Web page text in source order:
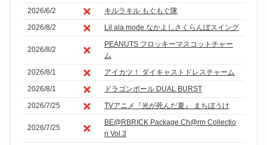
2026/6/2
キルラキル もぐもぐ隊
2026/8/2
Lil ala mode なかよしさくらんぼスイング
2026/8/2
PEANUTS フロッキーマスコットチャー
ム
2026/8/1
アイカツ！ ダイキャストドレスチャーム
2026/8/1
ドラゴンボール DUAL BURST
2026/7/25
TVアニメ『光が死んだ夏』 まちぼうけ
2026/7/25
BE@RBRICK Package Ch@rm Collectio
n Vol.3